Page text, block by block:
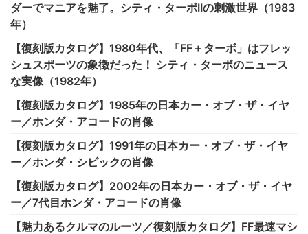
ダーでマニアを魅了。シティ・ターボIIの刺激世界（1983
年）
【復刻版カタログ】1980年代、「FF＋ターボ」はフレッ
シュスポーツの象徴だった！ シティ・ターボのニュース
な実像（1982年）
【復刻版カタログ】1985年の日本カー・オブ・ザ・イヤ
ー／ホンダ・アコードの肖像
【復刻版カタログ】1991年の日本カー・オブ・ザ・イヤ
ー／ホンダ・シビックの肖像
【復刻版カタログ】2002年の日本カー・オブ・ザ・イヤ
ー／7代目ホンダ・アコードの肖像
【魅力あるクルマのルーツ／復刻版カタログ】FF最速マシ